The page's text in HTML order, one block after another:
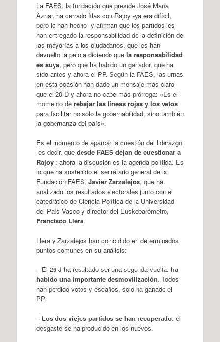
La FAES, la fundación que preside José María
Aznar, ha cerrado filas con Rajoy -ya era difícil,
pero lo han hecho- y afirman que los partidos les
han entregado la responsabilidad de la definición de
las mayorías a los ciudadanos, que les han
devuelto la pelota diciendo que la responsabilidad
es suya, pero que ha habido un ganador, que ha
sido antes y ahora el PP. Según la FAES, las urnas
en esta ocasión han dado un mensaje más claro
que el 20-D y ahora no cabe más prórroga: «Es el
momento de rebajar las líneas rojas y los vetos
para facilitar no solo la gobernabilidad, sino también
la gobernanza del país».
Es el momento de aparcar la cuestión del liderazgo
-es decir, que desde FAES dejan de cuestionar a
Rajoy-: ahora la discusión es la agenda política. Es
lo que ha sostenido el secretario general de la
Fundación FAES, Javier Zarzalejos, que ha
analizado los resultados electorales junto con el
catedrático de Ciencia Política de la Universidad
del País Vasco y director del Euskobarómetro,
Francisco Llera.
Llera y Zarzalejos han coincidido en determinados
puntos comunes en su análisis:
– El 26-J ha resultado ser una segunda vuelta: ha
habido una importante desmovilización. Todos
han perdido votos y escaños, solo ha ganado el
PP.
– Los dos viejos partidos se han recuperado: el
desgaste se ha producido en los nuevos.